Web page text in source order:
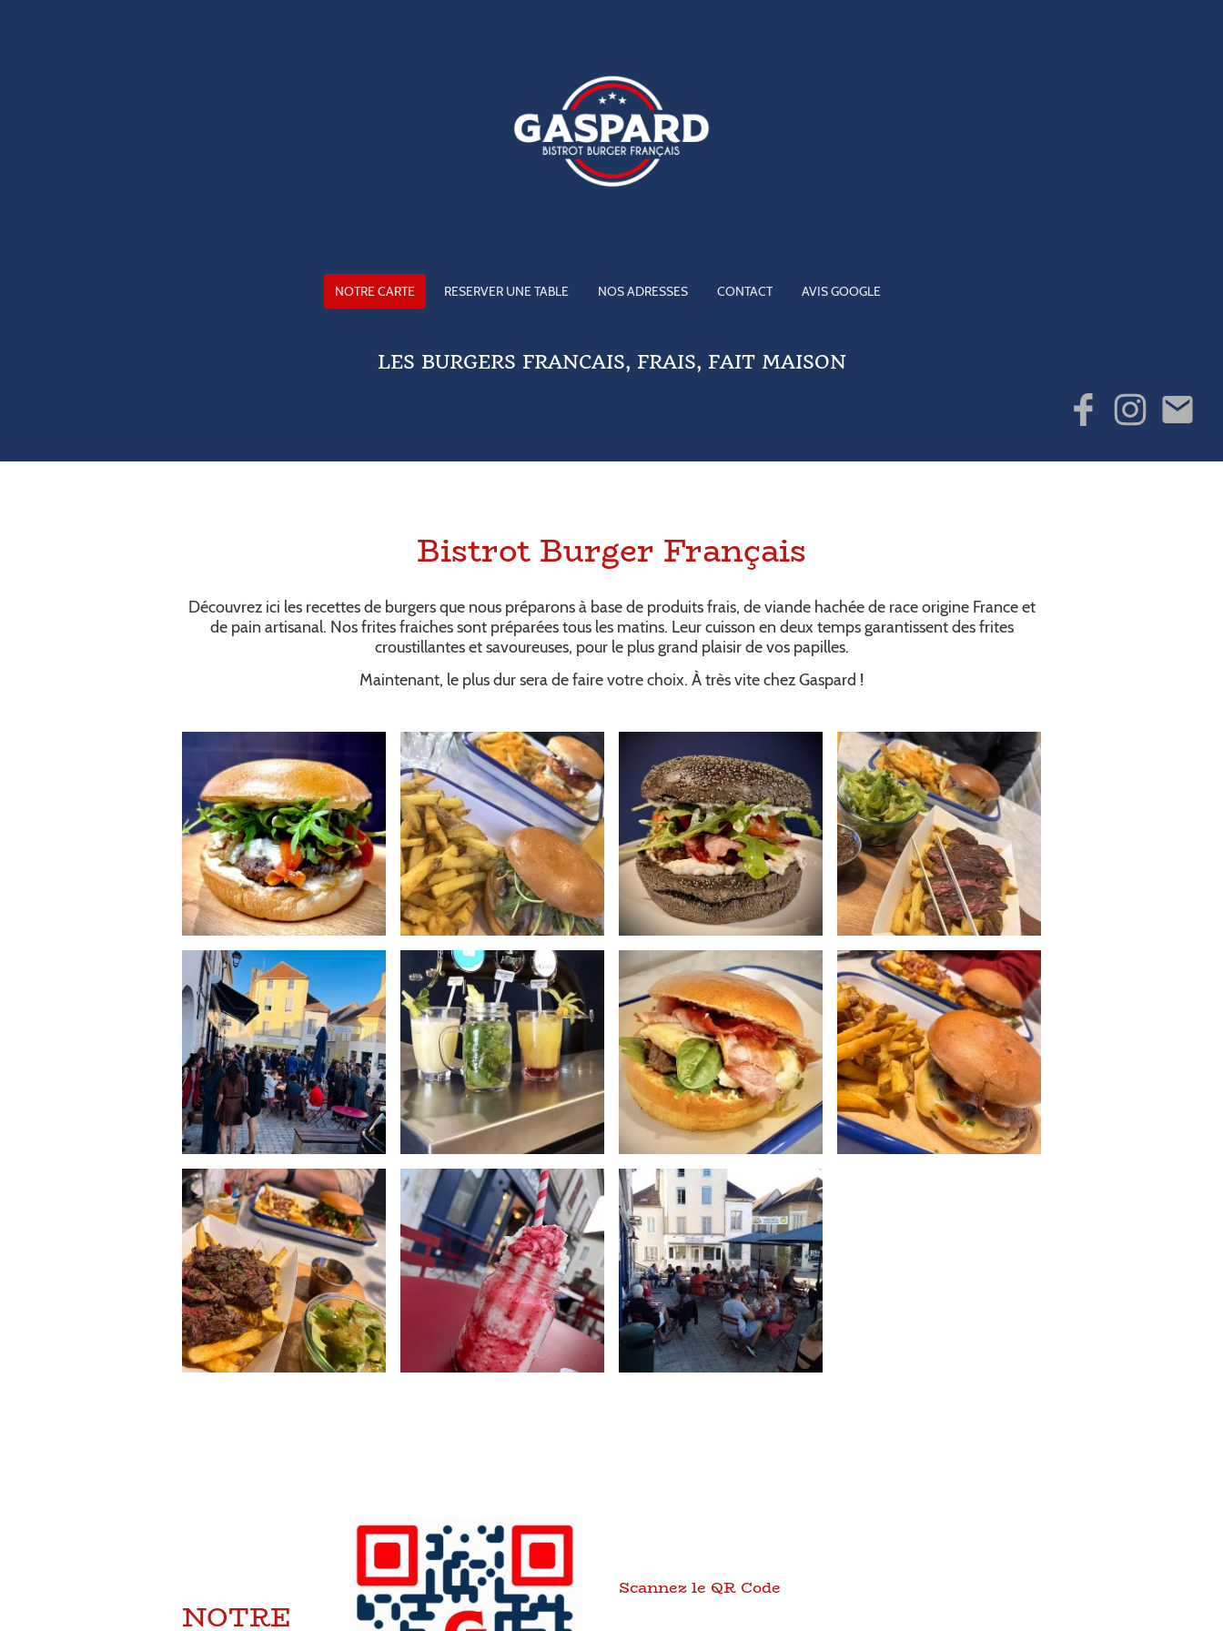
NOTRE CARTE RESERVER UNE TABLE NOS ADRESSES CONTACT AVIS GOOGLE
LES BURGERS FRANCAIS, FRAIS, FAIT MAISON
Bistrot Burger Français
Découvrez ici les recettes de burgers que nous préparons à base de produits frais, de viande hachée de race origine France et
de pain artisanal. Nos frites fraiches sont préparées tous les matins. Leur cuisson en deux temps garantissent des frites
croustillantes et savoureuses, pour le plus grand plaisir de vos papilles.
Maintenant, le plus dur sera de faire votre choix. À très vite chez Gaspard !
NOTRE
Scannez le QR Code